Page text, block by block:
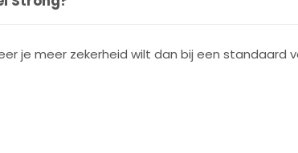
je meer zekerheid wilt dan bij een standaard